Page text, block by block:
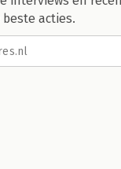
acties.